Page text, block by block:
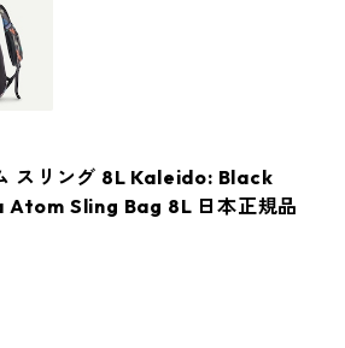
スリング 8L Kaleido: Black
Sling Bag 8L 日本正規品